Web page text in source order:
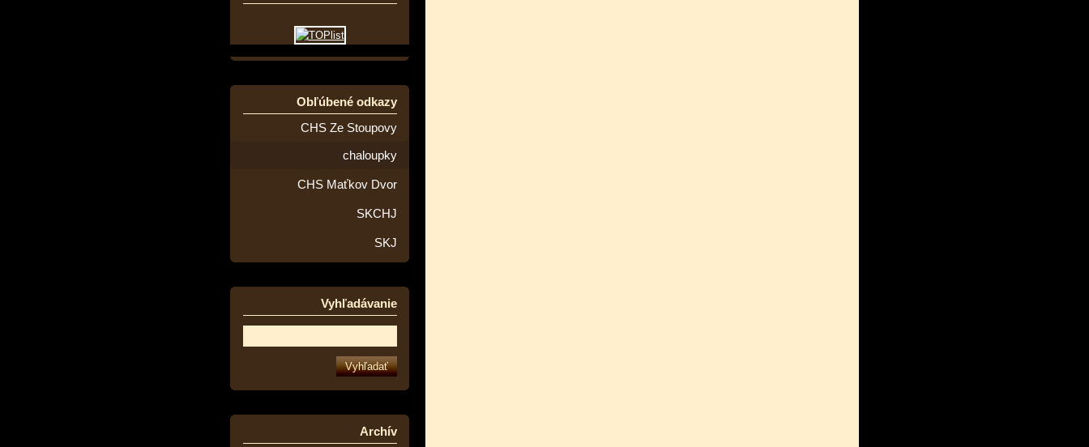
Obľúbené odkazy
CHS Ze Stoupovy
chaloupky
CHS Maťkov Dvor
SKCHJ
SKJ
Vyhľadávanie
Archív